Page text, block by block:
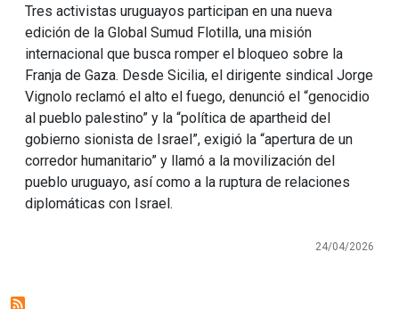
Tres activistas uruguayos participan en una nueva
edición de la Global Sumud Flotilla, una misión
internacional que busca romper el bloqueo sobre la
Franja de Gaza. Desde Sicilia, el dirigente sindical Jorge
Vignolo reclamó el alto el fuego, denunció el “genocidio
al pueblo palestino” y la “política de apartheid del
gobierno sionista de Israel”, exigió la “apertura de un
corredor humanitario” y llamó a la movilización del
pueblo uruguayo, así como a la ruptura de relaciones
diplomáticas con Israel.
24/04/2026